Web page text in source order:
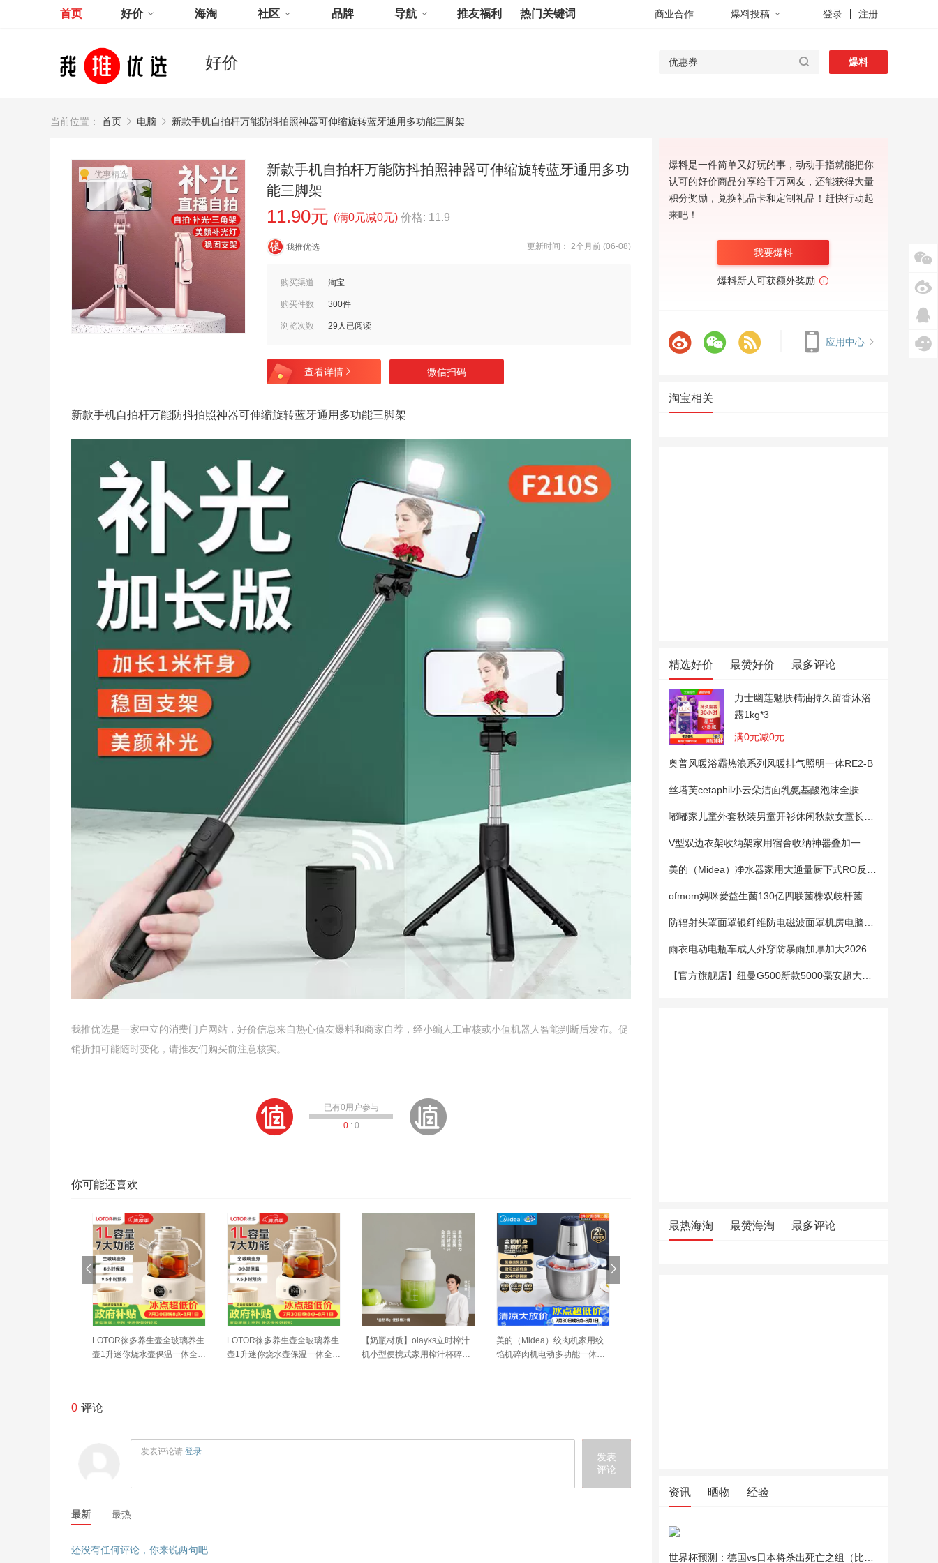
首页 好价 海淘 社区 品牌 导航 推友福利 热门关键词 商业合作 爆料投稿 登录 注册
好价 爆料
当前位置： 首页 电脑 新款手机自拍杆万能防抖拍照神器可伸缩旋转蓝牙通用多功能三脚架
优惠精选
新款手机自拍杆万能防抖拍照神器可伸缩旋转蓝牙通用多功
能三脚架
11.90元 (满0元减0元) 价格: 11.9
我推优选 更新时间： 2个月前 (06-08)
购买渠道 淘宝
购买件数 300件
浏览次数 29人已阅读
查看详情 微信扫码
新款手机自拍杆万能防抖拍照神器可伸缩旋转蓝牙通用多功能三脚架
我推优选是一家中立的消费门户网站，好价信息来自热心值友爆料和商家自荐，经小编人工审核或小值机器人智能判断后发布。促
销折扣可能随时变化，请推友们购买前注意核实。
已有0用户参与
0: 0
你可能还喜欢
LOTOR徕多养生壶全玻璃养生
壶1升迷你烧水壶保温一体全自
LOTOR徕多养生壶全玻璃养生
壶1升迷你烧水壶保温一体全自
【奶瓶材质】olayks立时榨汁
机小型便携式家用榨汁杯碎冰
美的（Midea）绞肉机家用绞
馅机碎肉机电动多功能一体料
0 评论
发表评论请 登录
发表
评论
最新 最热
还没有任何评论，你来说两句吧
爆料是一件简单又好玩的事，动动手指就能把你
认可的好价商品分享给千万网友，还能获得大量
积分奖励，兑换礼品卡和定制礼品！赶快行动起
来吧！
我要爆料
爆料新人可获额外奖励
应用中心
淘宝相关
精选好价 最赞好价 最多评论
力士幽莲魅肤精油持久留香沐浴
露1kg*3
满0元减0元
奥普风暖浴霸热浪系列风暖排气照明一体RE2-B
最热海淘 最赞海淘 最多评论
资讯 晒物 经验